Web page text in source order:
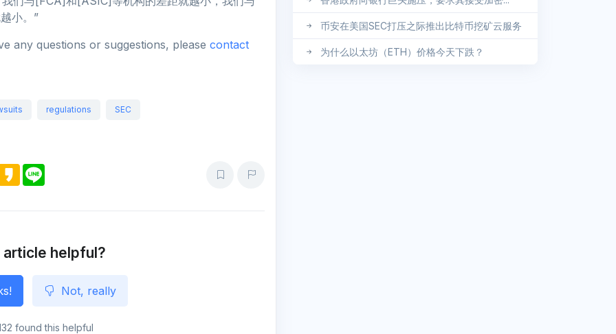
小。”
any questions or suggestions, please contact
regulations SEC
K
a
article helpful?
Not, really
found this helpful
币安在美国SEC打压之际推出比特币挖矿云服务
为什么以太坊（ETH）价格今天下跌？